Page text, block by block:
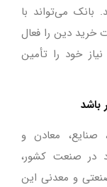
بانک می‌تواند با
خرید دین را فعال
نیاز خود را تأمین
باشد
صنایع، معادن و
در صنعت کشور،
و معدنی این